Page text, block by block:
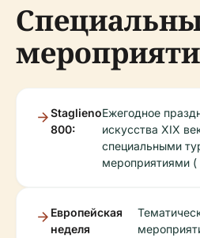
Staglieno
800:
Ежегодное
искусства XIX
специальными
мероприятиями (
Европейская
неделя